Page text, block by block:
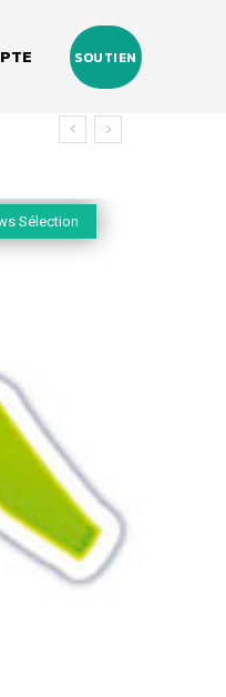
SOUTIEN
Sélection